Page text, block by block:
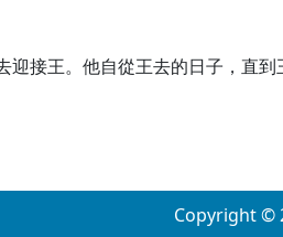
迎接王。他自從王去的日子，直到
Copyright ©